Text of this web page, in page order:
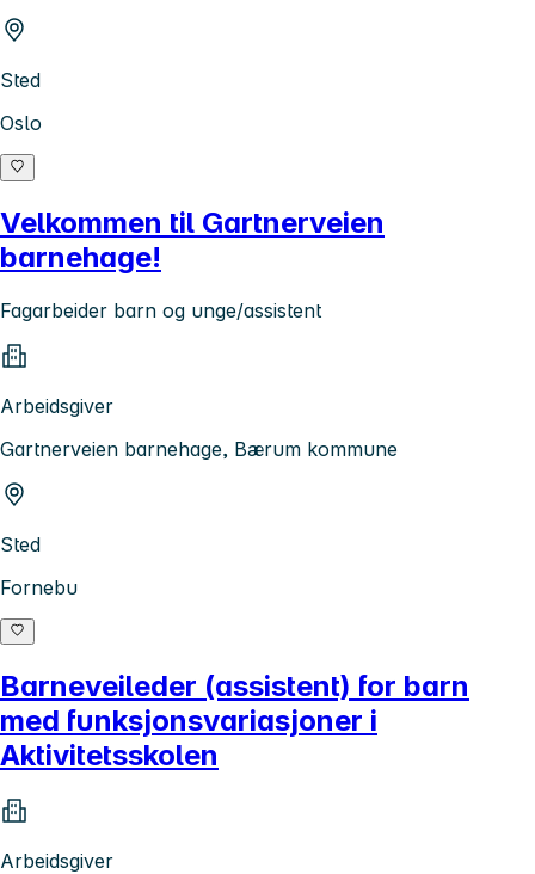
Sted
Oslo
Velkommen til Gartnerveien
barnehage!
Fagarbeider barn og unge/assistent
Arbeidsgiver
Gartnerveien barnehage, Bærum kommune
Sted
Fornebu
Barneveileder (assistent) for barn
med funksjonsvariasjoner i
Aktivitetsskolen
Arbeidsgiver